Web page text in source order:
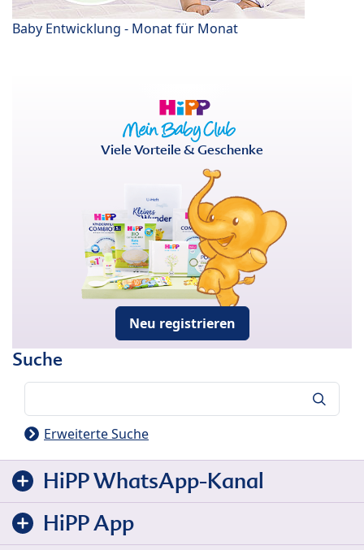
Baby Entwicklung - Monat für Monat
Viele Vorteile & Geschenke
Neu registrieren
Suche
Erweiterte Suche
HiPP WhatsApp-Kanal
HiPP App